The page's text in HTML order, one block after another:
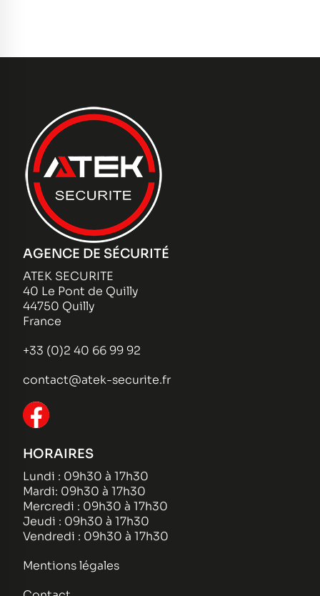
AGENCE DE SÉCURITÉ
ATEK SECURITE
40 Le Pont de Quilly
44750 Quilly
France
+33 (0)2 40 66 99 92
contact@atek-securite.fr
HORAIRES
Lundi : 09h30 à 17h30
Mardi: 09h30 à 17h30
Mercredi : 09h30 à 17h30
Jeudi : 09h30 à 17h30
Vendredi : 09h30 à 17h30
Mentions légales